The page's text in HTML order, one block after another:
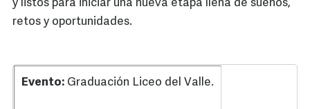
y listos para iniciar una nueva etapa llena de sueños,
retos y oportunidades.
Evento: Graduación Liceo del Valle.